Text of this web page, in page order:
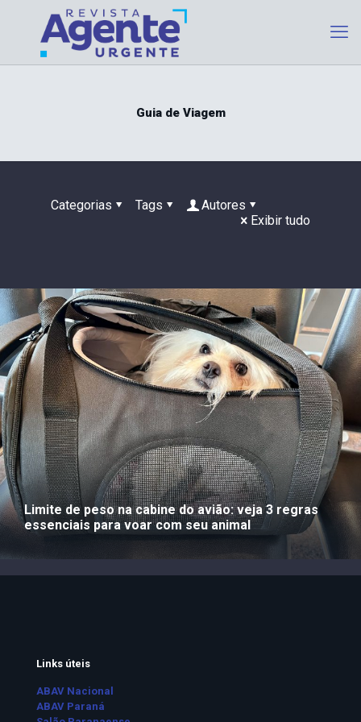
Guia de Viagem
Categorias Tags
Autores
Exibir tudo
Limite de peso na cabine do avião: veja 3 regras
essenciais para voar com seu animal
Links úteis
ABAV Nacional
ABAV Paraná